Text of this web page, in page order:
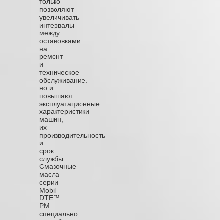
позволяют
увеличивать
интервалы
между
остановками
на
ремонт
и
техническое
обслуживание,
но и
повышают
эксплуатационные
характеристики
машин,
их
производительность
и
срок
службы.
Смазочные
масла
серии
Mobil
DTE™
PM
специально